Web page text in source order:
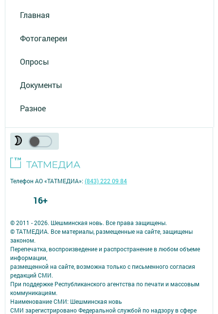
Главная
Фотогалереи
Опросы
Документы
Разное
© 2011 - 2026. Шешминская новь. Все права защищены.
© ТАТМЕДИА. Все материалы, размещенные на сайте, защищены
законом.
Перепечатка, воспроизведение и распространение в любом объеме
информации,
размещенной на сайте, возможна только с письменного согласия
редакций СМИ.
При поддержке Республиканского агентства по печати и массовым
коммуникациям.
Наименование СМИ: Шешминская новь
СМИ зарегистрировано Федеральной службой по надзору в сфере
Телефон АО «ТАТМЕДИА»:(843) 222 09 84
16+